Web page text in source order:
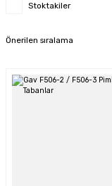
Stoktakiler